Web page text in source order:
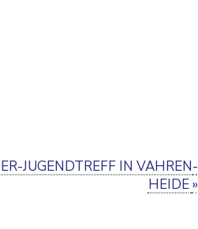
JUGEND­TREFF IN VAHREN­
HEIDE»